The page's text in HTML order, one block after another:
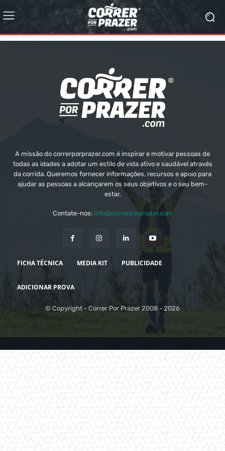
A missão do correrporprazer.com é inspirar e motivar pessoas de
todas as idades a adotar um estilo de vida ativo e saudável através
da corrida. Queremos fornecer informações, recursos e apoio para
ajudar as pessoas a alcançarem os seus objetivos e o seu bem-
estar.
Contate-nos: info@correrporprazer.com
FICHA TÉCNICA MEDIA KIT PUBLICIDADE
ADICIONAR PROVA
© Copyright - Correr Por Prazer 2008 - 2026